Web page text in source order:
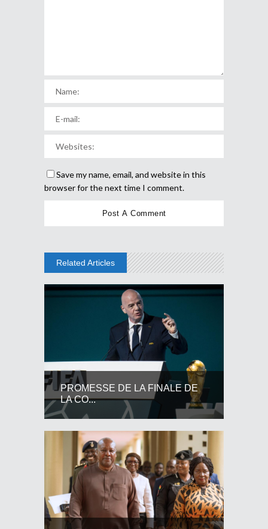
Save my name, email, and website in this
browser for the next time I comment.
Related Articles
PROMESSE DE LA FINALE DE
LA CO...